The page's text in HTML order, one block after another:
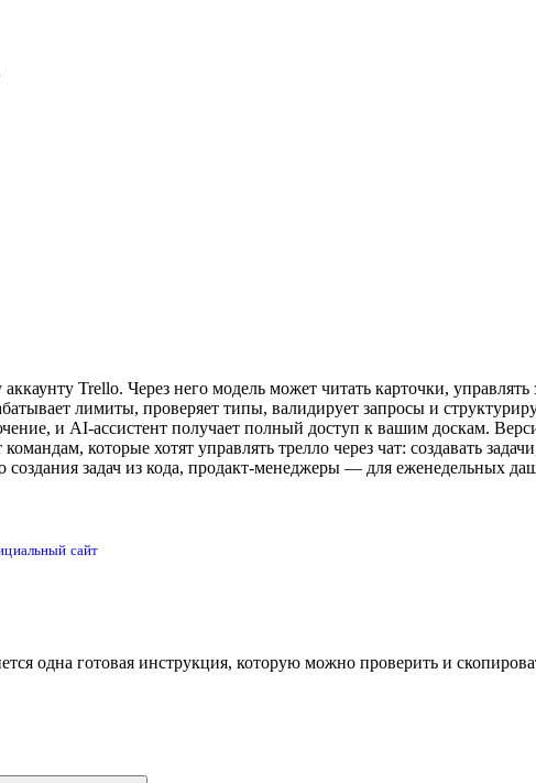
Trello. Через него модель может читать карточки,
лимиты, проверяет типы, валидирует запросы и
и AI-ассистент получает полный доступ к вашим доскам.
которые хотят управлять трелло через чат: создавать
создания задач из кода, продакт-менеджеры — для еженедельных
сайт
одна готовая инструкция, которую можно проверить и